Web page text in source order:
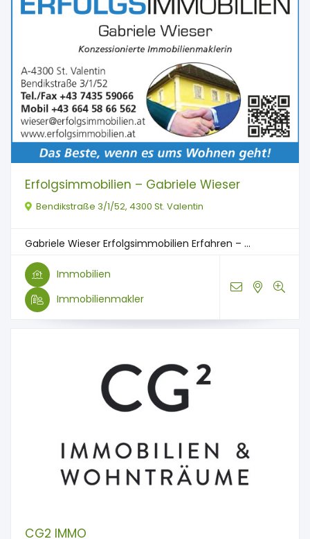
Erfolgsimmobilien – Gabriele Wieser
Bendikstraße 3/1/52, 4300 St. Valentin
Gabriele Wieser Erfolgsimmobilien Erfahren – ...
Immobilien
Immobilienmakler
CG2 IMMO